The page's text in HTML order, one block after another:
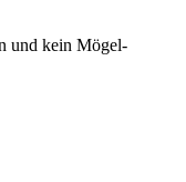
und kein Mögel-